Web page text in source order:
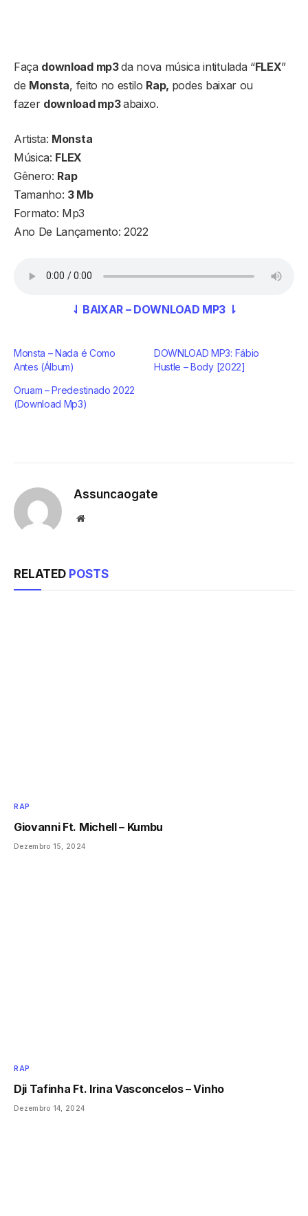
Faça download mp3da nova música intitulada “FLEX”
de Monsta, feito no estilo Rap, podes baixar ou
fazer download mp3abaixo.
Artista: Monsta
Música: FLEX
Gênero: Rap
Tamanho: 3 Mb
Formato: Mp3
Ano De Lançamento: 2022
⇃ BAIXAR – DOWNLOAD MP3 ⇂
Monsta – Nada é Como
Antes (Álbum)
DOWNLOAD MP3: Fábio
Hustle – Body [2022]
Oruam – Predestinado 2022
(Download Mp3)
Assuncaogate
Website
RELATED POSTS
RAP
Giovanni Ft. Michell – Kumbu
Dezembro 15, 2024
RAP
Dji Tafinha Ft. Irina Vasconcelos – Vinho
Dezembro 14, 2024